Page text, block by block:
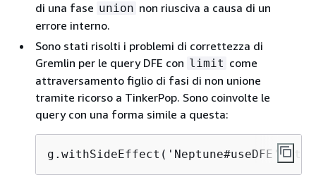
di una fase union non riusciva a causa di un
errore interno.
Sono stati risolti i problemi di correttezza di
Gremlin per le query DFE con limit come
attraversamento figlio di fasi di non unione
tramite ricorso a TinkerPop. Sono coinvolte le
query con una forma simile a questa: